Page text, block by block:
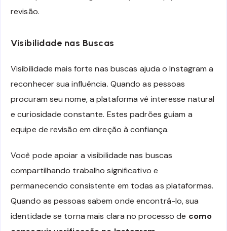
revisão.
Visibilidade nas Buscas
Visibilidade mais forte nas buscas ajuda o Instagram a
reconhecer sua influência. Quando as pessoas
procuram seu nome, a plataforma vê interesse natural
e curiosidade constante. Estes padrões guiam a
equipe de revisão em direção à confiança.
Você pode apoiar a visibilidade nas buscas
compartilhando trabalho significativo e
permanecendo consistente em todas as plataformas.
Quando as pessoas sabem onde encontrá-lo, sua
identidade se torna mais clara no processo de como